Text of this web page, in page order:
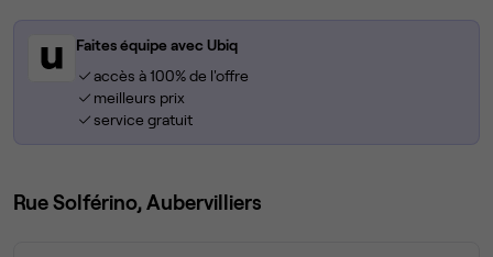
Faites équipe avec Ubiq
accès à 100% de l'offre
meilleurs prix
service gratuit
Rue Solférino, Aubervilliers